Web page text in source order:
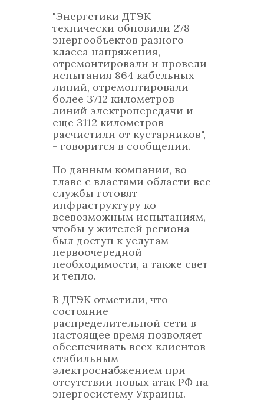
"Энергетики ДТЭК
технически обновили 278
энергообъектов разного
класса напряжения,
отремонтировали и провели
испытания 864 кабельных
линий, отремонтировали
более 3712 километров
линий электропередачи и
еще 3112 километров
расчистили от кустарников",
- говорится в сообщении.
По данным компании, во
главе с властями области все
службы готовят
инфраструктуру ко
всевозможным испытаниям,
чтобы у жителей региона
был доступ к услугам
первоочередной
необходимости, а также свет
и тепло.
В ДТЭК отметили, что
состояние
распределительной сети в
настоящее время позволяет
обеспечивать всех клиентов
стабильным
электроснабжением при
отсутствии новых атак РФ на
энергосистему Украины.